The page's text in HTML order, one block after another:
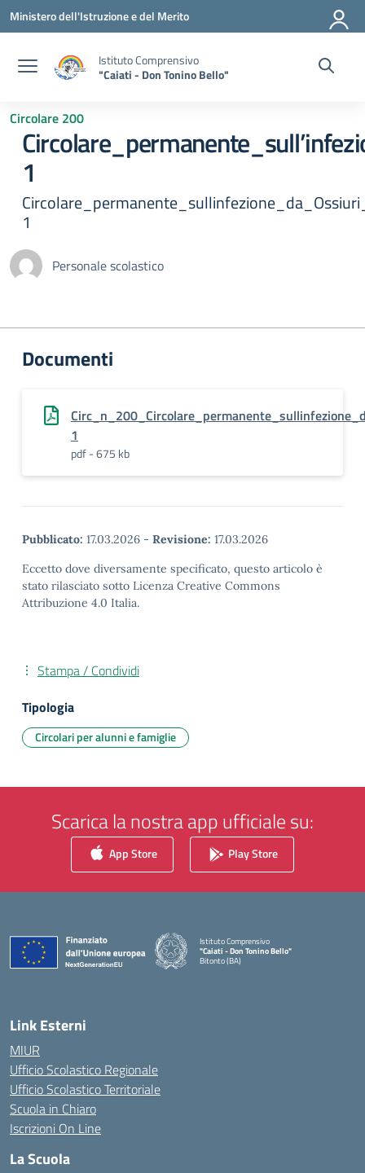
Vai ai contenuti
Vai al menu di navigazione
Vai al footer
Ministero dell'Istruzione e del Merito
Istituto Comprensivo
"Caiati - Don Tonino Bello"
Circolare 200
1
1
Personale scolastico
Documenti
1
pdf - 675 kb
Pubblicato: 17.03.2026 - Revisione: 17.03.2026
Eccetto dove diversamente specificato, questo articolo è
stato rilasciato sotto Licenza Creative Commons
Attribuzione 4.0 Italia.
Stampa / Condividi
Tipologia
Circolari per alunni e famiglie
Scarica la nostra app ufficiale su:
App Store Play Store
Istituto Comprensivo
"Caiati - Don Tonino Bello"
Bitonto (BA)
Link Esterni
MIUR
Ufficio Scolastico Regionale
Ufficio Scolastico Territoriale
Scuola in Chiaro
Iscrizioni On Line
La Scuola